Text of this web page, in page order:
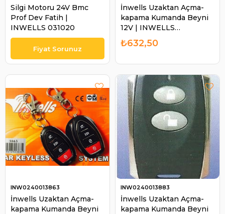
Silgi Motoru 24V Bmc
Prof Dev Fatih |
INWELLS 031020
İnwells Uzaktan Açma-
kapama Kumanda Beyni
12V | INWELLS
0240013706
₺632,50
İnwells Uzaktan Açma-
kapama Kumanda Beyni
INW0240013863
İnwells Uzaktan Açma-
kapama Kumanda Beyni
INW0240013883